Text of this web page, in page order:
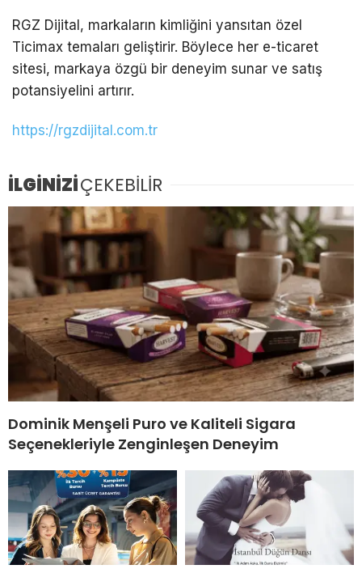
RGZ Dijital, markaların kimliğini yansıtan özel
Ticimax temaları geliştirir. Böylece her e-ticaret
sitesi, markaya özgü bir deneyim sunar ve satış
potansiyelini artırır.
https://rgzdijital.com.tr
İLGİNİZİÇEKEBİLİR
Dominik Menşeli Puro ve Kaliteli Sigara
Seçenekleriyle Zenginleşen Deneyim